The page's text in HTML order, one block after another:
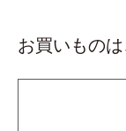
お買いもの